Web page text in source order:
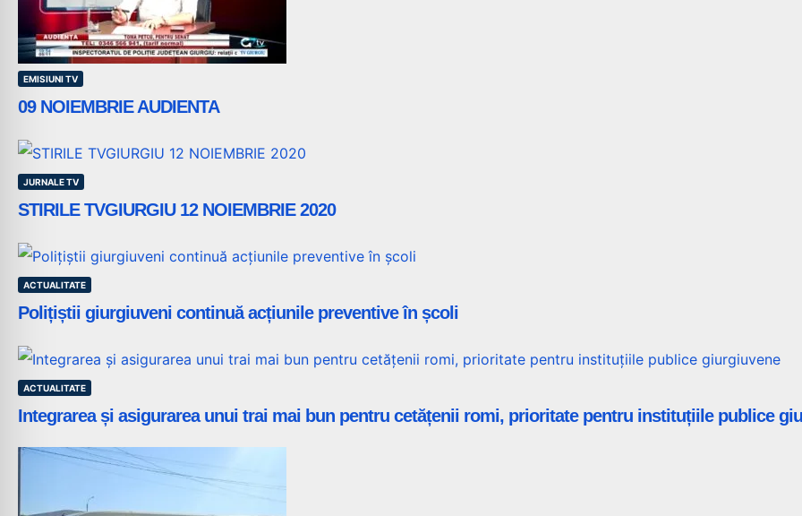
EMISIUNI TV
09 NOIEMBRIE AUDIENTA
JURNALE TV
STIRILE TVGIURGIU 12 NOIEMBRIE 2020
ACTUALITATE
Polițiștii giurgiuveni continuă acțiunile preventive în școli
ACTUALITATE
Integrarea și asigurarea unui trai mai bun pentru cetățenii romi, prioritate pentru instituțiile publice